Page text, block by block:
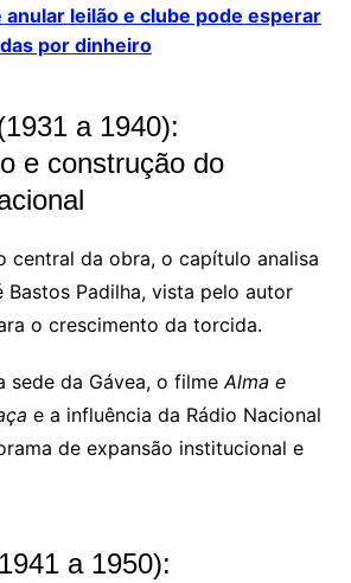
anular leilão e clube pode esperar
por dinheiro
a 1940):
e construção do
central da obra, o capítulo analisa
Bastos Padilha, vista pelo autor
o crescimento da torcida.
sede da Gávea, o filmeAlma e
e a influência da Rádio Nacional
de expansão institucional e
a 1950):